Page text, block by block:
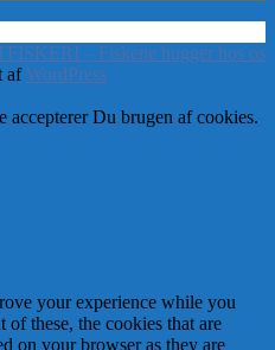
– Fiskene hugger hos os
afWordPress
accepterer Du brugen af cookies.
your experience while you
these, the cookies that are
on your browser as they are